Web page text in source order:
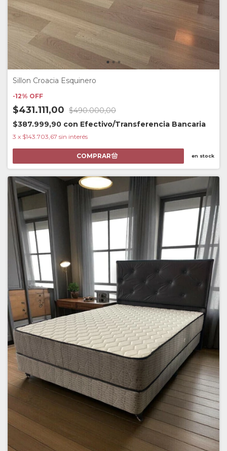
Sillon Croacia Esquinero
-12% OFF
$431.111,00 $490.000,00
$387.999,90 con Efectivo/Transferencia Bancaria
3 x $143.703,67 sin interés
en stock